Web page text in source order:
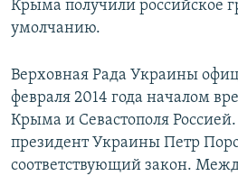
Крыма получили российское
умолчанию.
Верховная Рада Украины
февраля 2014 года началом
Крыма и Севастополя Россией.
президент Украины Петр
соответствующий закон.